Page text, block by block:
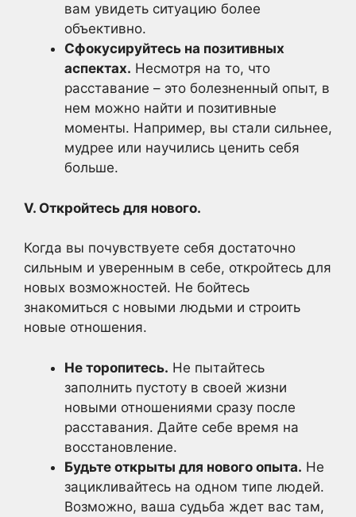
вам увидеть ситуацию более
объективно.
Сфокусируйтесь на позитивных
аспектах. Несмотря на то, что
расставание – это болезненный опыт, в
нем можно найти и позитивные
моменты. Например, вы стали сильнее,
мудрее или научились ценить себя
больше.
V. Откройтесь для нового.
Когда вы почувствуете себя достаточно
сильным и уверенным в себе, откройтесь для
новых возможностей. Не бойтесь
знакомиться с новыми людьми и строить
новые отношения.
Не торопитесь. Не пытайтесь
заполнить пустоту в своей жизни
новыми отношениями сразу после
расставания. Дайте себе время на
восстановление.
Будьте открыты для нового опыта. Не
зацикливайтесь на одном типе людей.
Возможно, ваша судьба ждет вас там,